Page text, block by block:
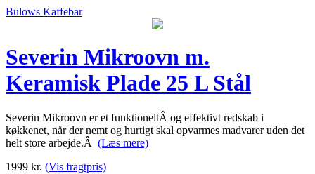
Bulows Kaffebar
Severin Mikroovn m.
Keramisk Plade 25 L Stål
Severin Mikroovn er et funktioneltÂ og effektivt redskab i
køkkenet, når der nemt og hurtigt skal opvarmes madvarer uden det
helt store arbejde.Â (Læs mere)
1999 kr. (Vis fragtpris)